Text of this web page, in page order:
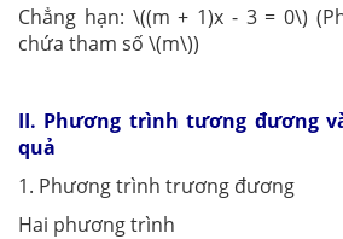
Chẳng hạn: \((m + 1)x - 3 = 0\)
chứa tham số \(m\))
II. Phương trình tương đương
quả
1. Phương trình trương đương
Hai phương trình